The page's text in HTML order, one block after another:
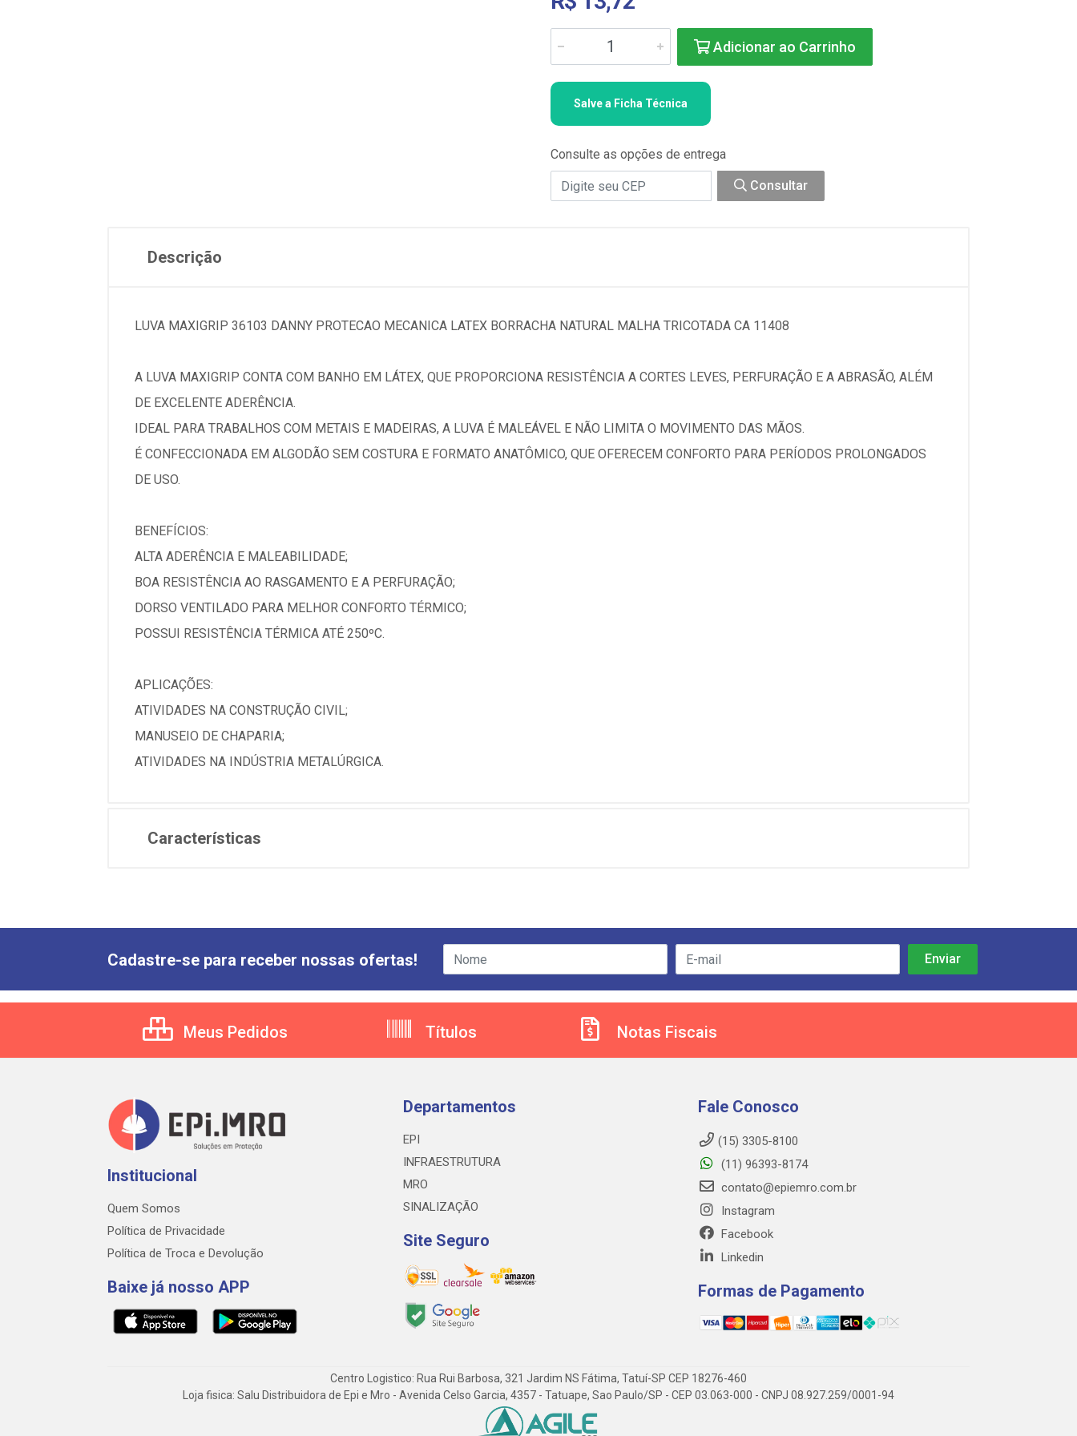
Adicionar ao Carrinho
Salve a Ficha Técnica
Consulte as opções de entrega
Consultar
Descrição
LUVA MAXIGRIP 36103 DANNY PROTECAO MECANICA LATEX BORRACHA NATURAL MALHA TRICOTADA CA 11408
A LUVA MAXIGRIP CONTA COM BANHO EM LÁTEX, QUE PROPORCIONA RESISTÊNCIA A CORTES LEVES, PERFURAÇÃO E A ABRASÃO, ALÉM
DE EXCELENTE ADERÊNCIA.
IDEAL PARA TRABALHOS COM METAIS E MADEIRAS, A LUVA É MALEÁVEL E NÃO LIMITA O MOVIMENTO DAS MÃOS.
É CONFECCIONADA EM ALGODÃO SEM COSTURA E FORMATO ANATÔMICO, QUE OFERECEM CONFORTO PARA PERÍODOS PROLONGADOS
DE USO.
BENEFÍCIOS:
ALTA ADERÊNCIA E MALEABILIDADE;
BOA RESISTÊNCIA AO RASGAMENTO E A PERFURAÇÃO;
DORSO VENTILADO PARA MELHOR CONFORTO TÉRMICO;
POSSUI RESISTÊNCIA TÉRMICA ATÉ 250ºC.
APLICAÇÕES:
ATIVIDADES NA CONSTRUÇÃO CIVIL;
MANUSEIO DE CHAPARIA;
ATIVIDADES NA INDÚSTRIA METALÚRGICA.
Características
Cadastre-se para receber nossas ofertas!
Meus Pedidos Títulos Notas Fiscais
Institucional
Quem Somos
Política de Privacidade
Política de Troca e Devolução
Baixe já nosso APP
Departamentos
EPI
INFRAESTRUTURA
MRO
SINALIZAÇÃO
Site Seguro
Fale Conosco
(15) 3305-8100
(11) 96393-8174
contato@epiemro.com.br
Instagram
Facebook
Linkedin
Formas de Pagamento
Centro Logistico: Rua Rui Barbosa, 321 Jardim NS Fátima, Tatuí-SP CEP 18276-460
Loja fisica: Salu Distribuidora de Epi e Mro - Avenida Celso Garcia, 4357 - Tatuape, Sao Paulo/SP - CEP 03.063-000 - CNPJ 08.927.259/0001-94